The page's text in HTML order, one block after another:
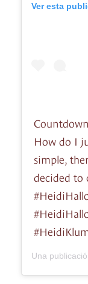
Ver esta
How do I
simple,
decided to
Una